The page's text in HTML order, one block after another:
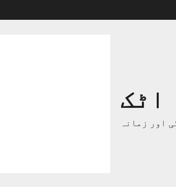
اٹک
اور زمانہ